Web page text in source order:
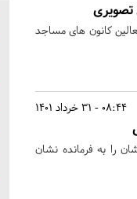
تصویری
کانون های مساجد
08:44 - 31 خرداد 1401
را به فرمانده نشان